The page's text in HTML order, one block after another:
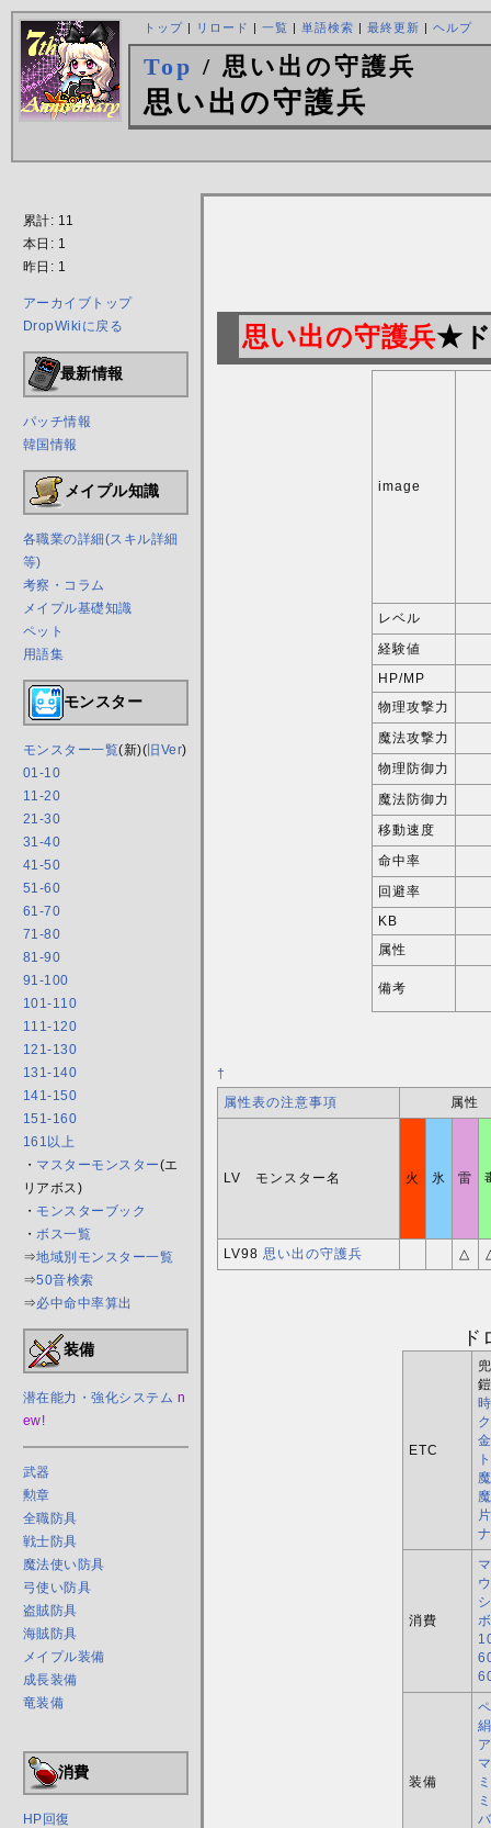
トップ| リロード | 一覧 | 単語検索 | 最終更新 | ヘルプ
Top / 思い出の守護兵
思い出の守護兵
累計: 11
本日: 1
昨日: 1
アーカイブトップ
DropWikiに戻る
最新情報
パッチ情報
韓国情報
メイプル知識
各職業の詳細(スキル詳細
等)
考察・コラム
メイプル基礎知識
ペット
用語集
モンスター
モンスター一覧(新)( 旧Ver)
01-10
11-20
21-30
31-40
41-50
51-60
61-70
71-80
81-90
91-100
101-110
111-120
121-130
131-140
141-150
151-160
161以上
・ マスターモンスター(エ
リアボス)
・ モンスターブック
・ ボス一覧
⇒地域別モンスター一覧
⇒50音検索
⇒必中命中率算出
装備
潜在能力・強化システム n
ew!
武器
勲章
全職防具
戦士防具
魔法使い防具
弓使い防具
盗賊防具
海賊防具
メイプル装備
成長装備
竜装備
消費
HP回復
思い出の守護兵★ド
image
レベル
経験値
HP/MP
物理攻撃力
魔法攻撃力
物理防御力
魔法防御力
移動速度
命中率
回避率
KB
属性
備考
†
属性表の注意事項
属性
LV モンスター名 火 氷 雷
LV98 思い出の守護兵 △
ETC
消費
装備